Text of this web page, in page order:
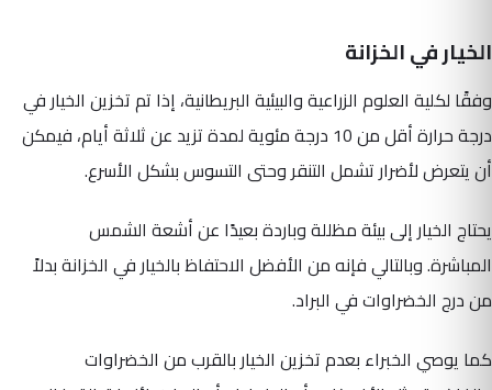
الخيار في الخزانة
وفقًا لكلية العلوم الزراعية والبيئية البريطانية، إذا تم تخزين الخيار في
درجة حرارة أقل من 10 درجة مئوية لمدة تزيد عن ثلاثة أيام، فيمكن
أن يتعرض لأضرار تشمل التنقر وحتى التسوس بشكل الأسرع.
يحتاج الخيار إلى بيئة مظللة وباردة بعيدًا عن أشعة الشمس
المباشرة. وبالتالي فإنه من الأفضل الاحتفاظ بالخيار في الخزانة بدلاً
من درج الخضراوات في البراد.
كما يوصي الخبراء بعدم تخزين الخيار بالقرب من الخضراوات